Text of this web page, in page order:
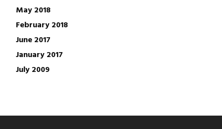
May 2018
February 2018
June 2017
January 2017
July 2009